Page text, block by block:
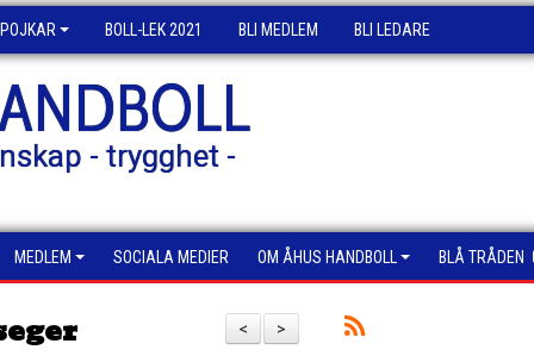
POJKAR BOLL-LEK 2021 BLI MEDLEM BLI LEDARE
- trygghet -
MEDLEM SOCIALA MEDIER OM ÅHUS HANDBOLL BLÅ TRÅDEN
>
<